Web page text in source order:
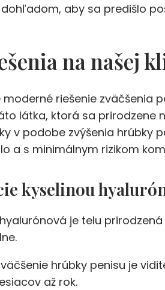
aby sa predišlo
na našej
moderné riešenie
látka, ktorá sa prirodzene
v podobe zvýšenia hrúbky
a s minimálnym rizikom
kyselinou
je telu
hrúbky penisu je
až rok.